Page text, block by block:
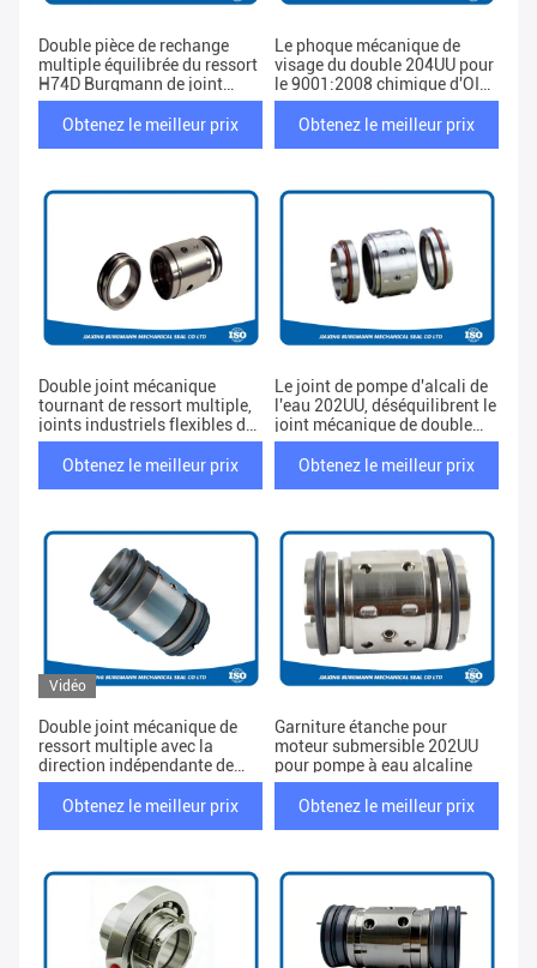
Double pièce de rechange
multiple équilibrée du ressort
H74D Burgmann de joint
mécanique
Obtenez le meilleur prix
Le phoque mécanique de
visage du double 204UU pour
le 9001:2008 chimique d'OIN
de pompe a approuvé
Obtenez le meilleur prix
Double joint mécanique
tournant de ressort multiple,
joints industriels flexibles de
pompe
Obtenez le meilleur prix
Le joint de pompe d'alcali de
l'eau 202UU, déséquilibrent le
joint mécanique de double
preuve de fuite
Obtenez le meilleur prix
Vidéo
Double joint mécanique de
ressort multiple avec la
direction indépendante de
rotation
Obtenez le meilleur prix
Garniture étanche pour
moteur submersible 202UU
pour pompe à eau alcaline
Obtenez le meilleur prix